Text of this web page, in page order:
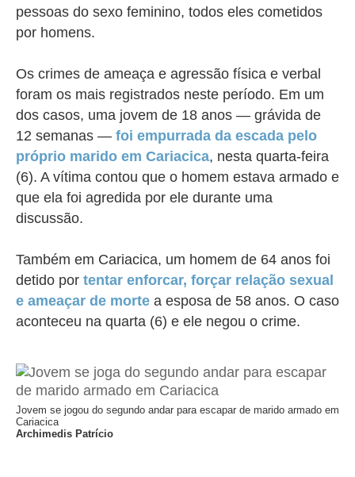
pessoas do sexo feminino, todos eles cometidos
por homens.
Os crimes de ameaça e agressão física e verbal
foram os mais registrados neste período. Em um
dos casos, uma jovem de 18 anos — grávida de
12 semanas — foi empurrada da escada pelo
próprio marido em Cariacica, nesta quarta-feira
(6). A vítima contou que o homem estava armado e
que ela foi agredida por ele durante uma
discussão.
Também em Cariacica, um homem de 64 anos foi
detido por tentar enforcar, forçar relação sexual
e ameaçar de morte a esposa de 58 anos. O caso
aconteceu na quarta (6) e ele negou o crime.
Jovem se jogou do segundo andar para escapar de marido armado em
Cariacica
Archimedis Patrício